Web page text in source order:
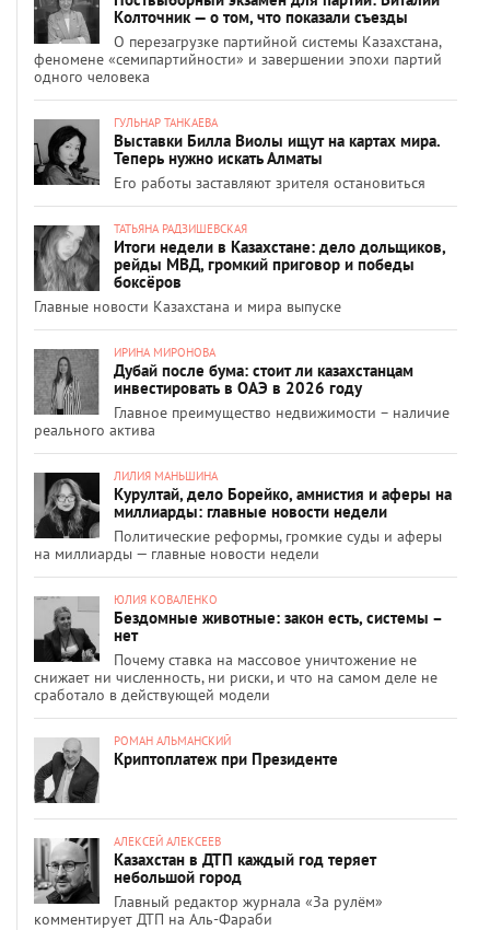
Колточник — о том, что показали съезды
О перезагрузке партийной системы Казахстана,
феномене «семипартийности» и завершении эпохи партий
одного человека
ГУЛЬНАР ТАНКАЕВА
Выставки Билла Виолы ищут на картах мира.
Теперь нужно искать Алматы
Его работы заставляют зрителя остановиться
ТАТЬЯНА РАДЗИШЕВСКАЯ
Итоги недели в Казахстане: дело дольщиков,
рейды МВД, громкий приговор и победы
боксёров
Главные новости Казахстана и мира выпуске
ИРИНА МИРОНОВА
Дубай после бума: стоит ли казахстанцам
инвестировать в ОАЭ в 2026 году
Главное преимущество недвижимости – наличие
реального актива
ЛИЛИЯ МАНЬШИНА
Курултай, дело Борейко, амнистия и аферы на
миллиарды: главные новости недели
Политические реформы, громкие суды и аферы
на миллиарды — главные новости недели
ЮЛИЯ КОВАЛЕНКО
Бездомные животные: закон есть, системы –
нет
Почему ставка на массовое уничтожение не
снижает ни численность, ни риски, и что на самом деле не
сработало в действующей модели
РОМАН АЛЬМАНСКИЙ
Криптоплатеж при Президенте
АЛЕКСЕЙ АЛЕКСЕЕВ
Казахстан в ДТП каждый год теряет
небольшой город
Главный редактор журнала «За рулём»
комментирует ДТП на Аль-Фараби